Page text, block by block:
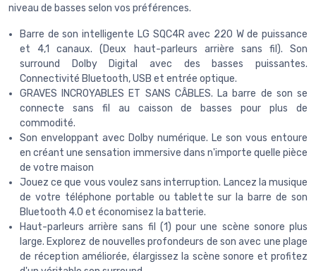
niveau de basses selon vos préférences.
Barre de son intelligente LG SQC4R avec 220 W de puissance
et 4,1 canaux. (Deux haut-parleurs arrière sans fil). Son
surround Dolby Digital avec des basses puissantes.
Connectivité Bluetooth, USB et entrée optique.
GRAVES INCROYABLES ET SANS CÂBLES. La barre de son se
connecte sans fil au caisson de basses pour plus de
commodité.
Son enveloppant avec Dolby numérique. Le son vous entoure
en créant une sensation immersive dans n'importe quelle pièce
de votre maison
Jouez ce que vous voulez sans interruption. Lancez la musique
de votre téléphone portable ou tablette sur la barre de son
Bluetooth 4.0 et économisez la batterie.
Haut-parleurs arrière sans fil (1) pour une scène sonore plus
large. Explorez de nouvelles profondeurs de son avec une plage
de réception améliorée, élargissez la scène sonore et profitez